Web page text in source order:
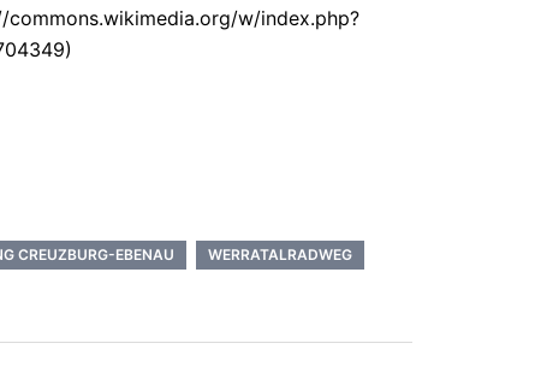
w/index.php?
CREUZBURG-EBENAU WERRATALRADWEG